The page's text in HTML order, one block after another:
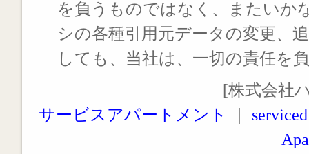
を負うものではなく、またいか
シの各種引用元データの変更、
しても、当社は、一切の責任を
[株式会社
サービスアパートメント